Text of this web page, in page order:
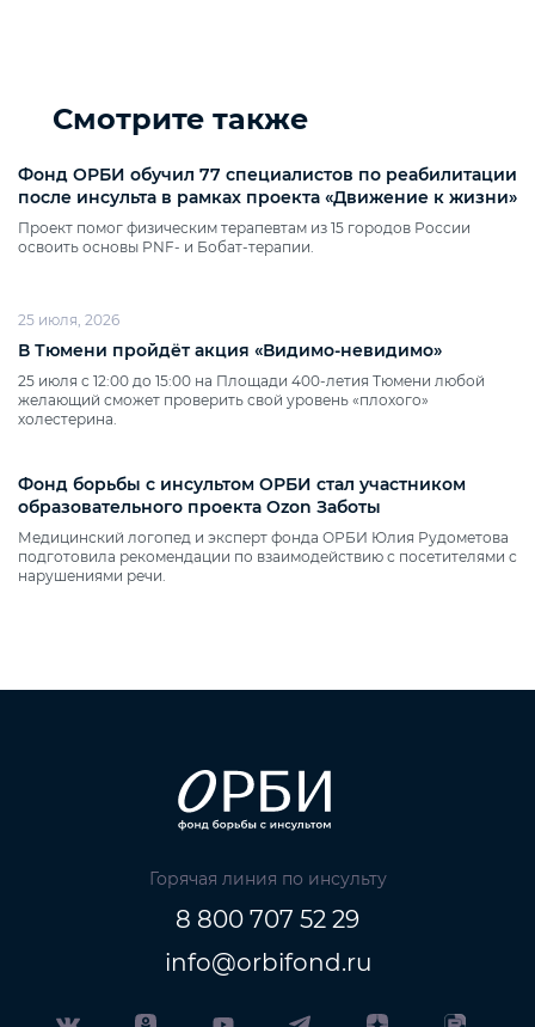
Смотрите также
Фонд ОРБИ обучил 77 специалистов по реабилитации
после инсульта в рамках проекта «Движение к жизни»
Проект помог физическим терапевтам из 15 городов России
освоить основы PNF‑ и Бобат‑терапии.
25 июля, 2026
В Тюмени пройдёт акция «Видимо‑невидимо»
25 июля с 12:00 до 15:00 на Площади 400‑летия Тюмени любой
желающий сможет проверить свой уровень «плохого»
холестерина.
Фонд борьбы с инсультом ОРБИ стал участником
образовательного проекта Ozon Заботы
Медицинский логопед и эксперт фонда ОРБИ Юлия Рудометова
подготовила рекомендации по взаимодействию с посетителями с
нарушениями речи.
Горячая линия по инсульту
8 800 707 52 29
info@orbifond.ru